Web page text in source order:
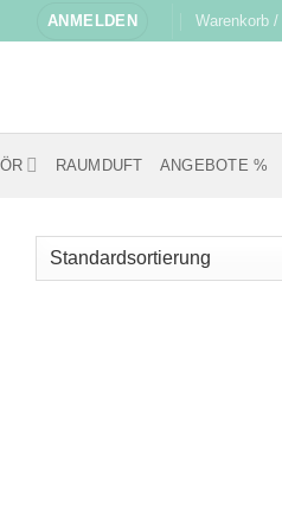
ANMELDEN Warenkorb /
RAUMDUFT ANGEBOTE %